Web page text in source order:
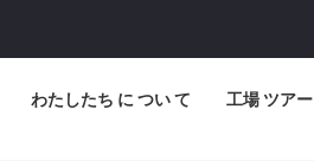
わたしたち に つい て 工場 ツアー